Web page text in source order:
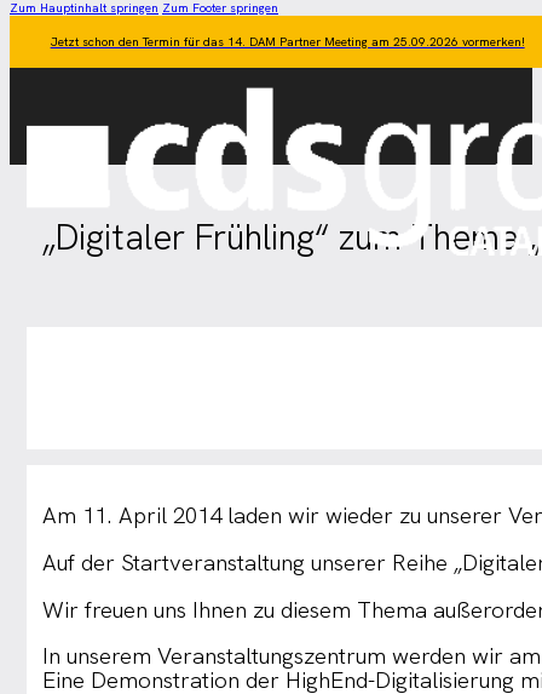
Zum Hauptinhalt springen Zum Footer springen
Jetzt schon den Termin für das 14. DAM Partner Meeting am 25.09.2026 vormerken!
„Digitaler Frühling“ zum Thema
Am 11. April 2014 laden wir wieder zu unserer
Auf der Startveranstaltung unserer Reihe
Wir freuen uns Ihnen zu diesem Thema
In unserem Veranstaltungszentrum werden wir
Eine Demonstration der HighEnd-Digitalisierung